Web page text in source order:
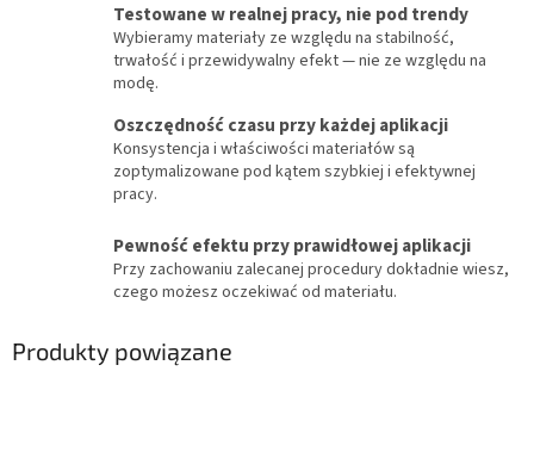
Testowane w realnej pracy, nie pod trendy
Wybieramy materiały ze względu na stabilność,
trwałość i przewidywalny efekt — nie ze względu na
modę.
Oszczędność czasu przy każdej aplikacji
Konsystencja i właściwości materiałów są
zoptymalizowane pod kątem szybkiej i efektywnej
pracy.
Pewność efektu przy prawidłowej aplikacji
Przy zachowaniu zalecanej procedury dokładnie wiesz,
czego możesz oczekiwać od materiału.
Produkty powiązane